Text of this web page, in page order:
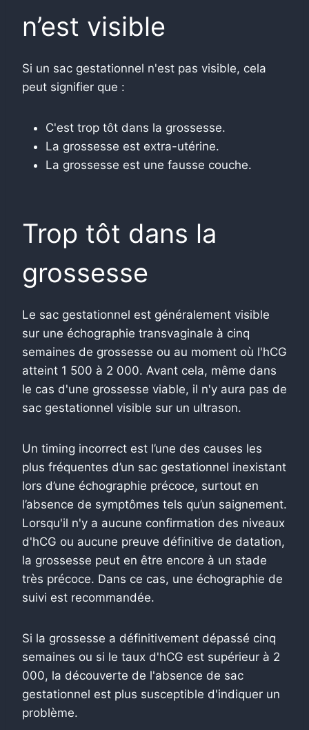
n’est visible
Si un sac gestationnel n'est pas visible, cela
peut signifier que :
C'est trop tôt dans la grossesse.
La grossesse est extra-utérine.
La grossesse est une fausse couche.
Trop tôt dans la
grossesse
Le sac gestationnel est généralement visible
sur une échographie transvaginale à cinq
semaines de grossesse ou au moment où l'hCG
atteint 1 500 à 2 000. Avant cela, même dans
le cas d'une grossesse viable, il n'y aura pas de
sac gestationnel visible sur un ultrason.
Un timing incorrect est l’une des causes les
plus fréquentes d’un sac gestationnel inexistant
lors d’une échographie précoce, surtout en
l’absence de symptômes tels qu’un saignement.
Lorsqu'il n'y a aucune confirmation des niveaux
d'hCG ou aucune preuve définitive de datation,
la grossesse peut en être encore à un stade
très précoce. Dans ce cas, une échographie de
suivi est recommandée.
Si la grossesse a définitivement dépassé cinq
semaines ou si le taux d'hCG est supérieur à 2
000, la découverte de l'absence de sac
gestationnel est plus susceptible d'indiquer un
problème.